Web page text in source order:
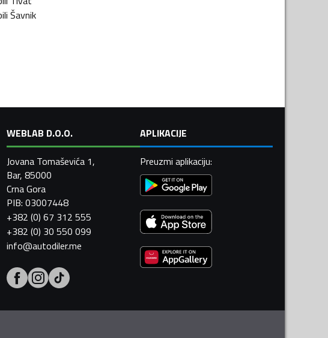
Šavnik
WEBLAB D.O.O.
Jovana Tomaševića 1,
Bar, 85000
Crna Gora
PIB: 03007448
+382 (0) 67 312 555
+382 (0) 30 550 099
info@autodiler.me
APLIKACIJE
Preuzmi aplikaciju: